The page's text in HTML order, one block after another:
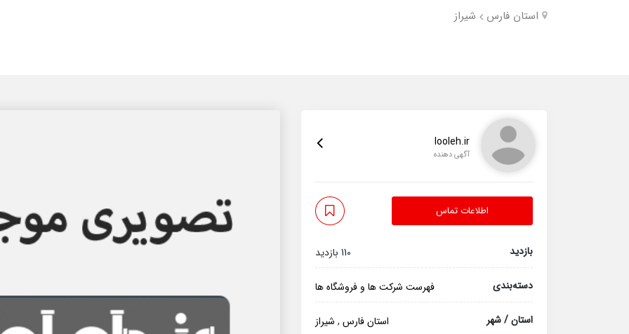
استان فارس شیراز
looleh.ir
آگهی دهنده
اطلاعات تماس
بازدید 110 بازدید
دسته‌بندی فهرست شرکت ها و فروشگاه ها
استان / شهر استان فارس , شیراز